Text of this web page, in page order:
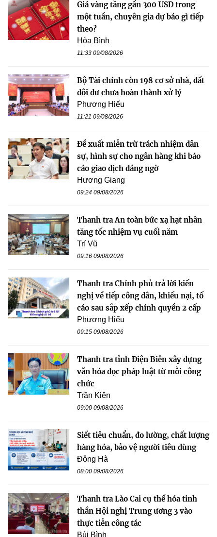
Giá vàng tăng gần 300 USD trong
một tuần, chuyên gia dự báo gì tiếp
theo?
Hòa Bình
11:33 09/08/2026
Bộ Tài chính còn 198 cơ sở nhà, đất
dôi dư chưa hoàn thành xử lý
Phương Hiếu
11:21 09/08/2026
Đề xuất miễn trừ trách nhiệm dân
sự, hình sự cho ngân hàng khi báo
cáo giao dịch đáng ngờ
Hương Giang
09:24 09/08/2026
Thanh tra An toàn bức xạ hạt nhân
tăng tốc nhiệm vụ cuối năm
Trí Vũ
09:16 09/08/2026
Thanh tra Chính phủ trả lời kiến
nghị về tiếp công dân, khiếu nại, tố
cáo sau sắp xếp chính quyền 2 cấp
Phương Hiếu
09:15 09/08/2026
Thanh tra tỉnh Điện Biên xây dựng
văn hóa đọc pháp luật từ mỗi công
chức
Trần Kiên
09:00 09/08/2026
Siết tiêu chuẩn, đo lường, chất lượng
hàng hóa, bảo vệ người tiêu dùng
Đông Hà
08:00 09/08/2026
Thanh tra Lào Cai cụ thể hóa tinh
thần Hội nghị Trung ương 3 vào
thực tiễn công tác
Bùi Bình